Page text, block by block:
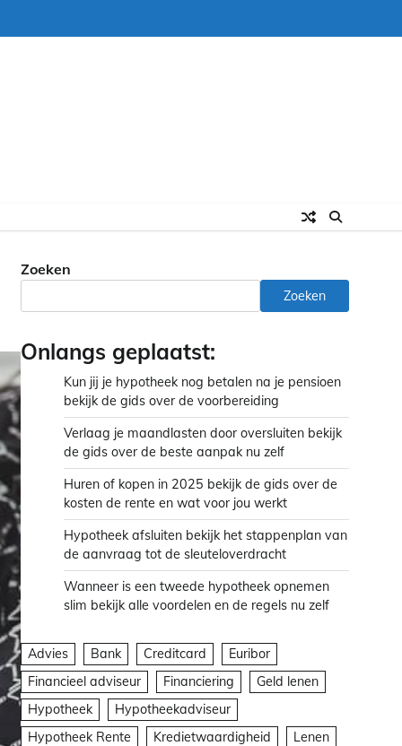
Zoeken
Zoeken
Onlangs geplaatst:
Kun jij je hypotheek nog betalen na je pensioen
bekijk de gids over de voorbereiding
Verlaag je maandlasten door oversluiten bekijk
de gids over de beste aanpak nu zelf
Huren of kopen in 2025 bekijk de gids over de
kosten de rente en wat voor jou werkt
Hypotheek afsluiten bekijk het stappenplan van
de aanvraag tot de sleuteloverdracht
Wanneer is een tweede hypotheek opnemen
slim bekijk alle voordelen en de regels nu zelf
Advies Bank Creditcard
Euribor
Financieel adviseur
Financiering
Geld lenen
Hypotheek
Hypotheekadviseur
Hypotheek Rente
Kredietwaardigheid
Lenen